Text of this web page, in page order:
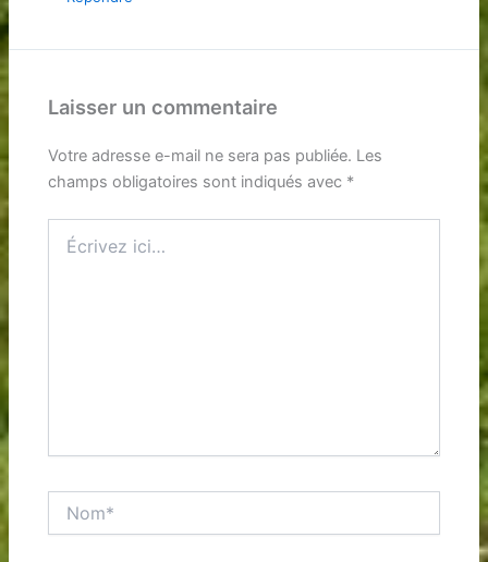
Laisser un commentaire
Votre adresse e-mail ne sera pas publiée. Les
champs obligatoires sont indiqués avec *
ici…